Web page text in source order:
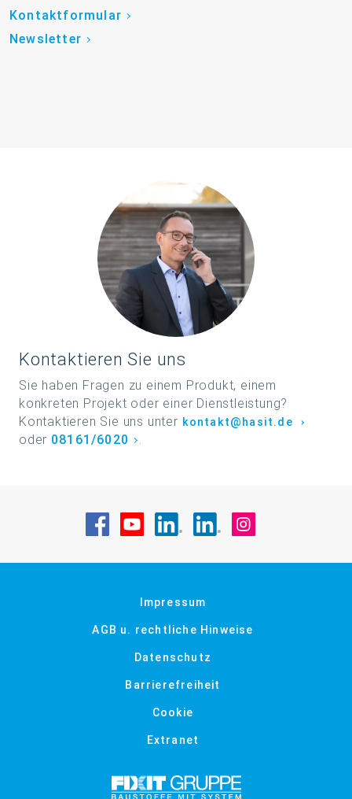
Kontaktformular
Newsletter
Ihr
Ansprechpartner
Kontaktieren Sie uns
Sie haben Fragen zu einem Produkt, einem
konkreten Projekt oder einer Dienstleistung?
Kontaktieren Sie uns unter kontakt@hasit.de
oder 08161/6020 .
Besuche uns auf Facebook
Besuche uns auf YouTube
Besuche uns auf LinkedIn
Besuche uns auf
Impressum
AGB u. rechtliche Hinweise
Datenschutz
Barrierefreiheit
Cookie
Extranet